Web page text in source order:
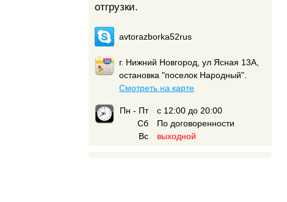
отгрузки.
avtorazborka52rus
г. Нижний Новгород, ул Ясная 13А,
остановка "поселок Народный".
Смотреть на карте
Пн - Пт
с 12:00 до 20:00
Сб
По договоренности
Вс
выходной